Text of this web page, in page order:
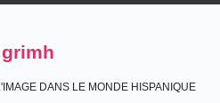
DANS LE MONDE HISPANIQUE